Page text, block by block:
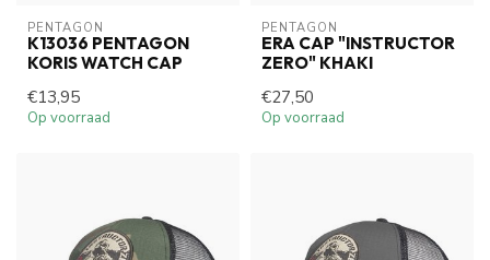
PENTAGON
K13036 PENTAGON
KORIS WATCH CAP
€13,95
Op voorraad
PENTAGON
ERA CAP "INSTRUCTOR
ZERO" KHAKI
€27,50
Op voorraad